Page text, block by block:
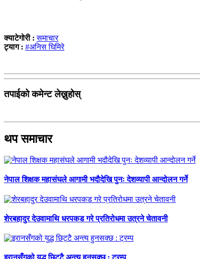
क्याटेगोरी :समाचार
ट्याग : #अनिस घिमिरे
तपाईको कमेन्ट लेख्नुहोस्
थप समाचार
नेपाल शिक्षक महासंघले आगामी भदौदेखि पुनः देशव्यापी आन्दोलन गर्ने
शेरबहादुर देउवामाथि धरपकड गरे प्रतिरोधमा उत्रने चेतावनी